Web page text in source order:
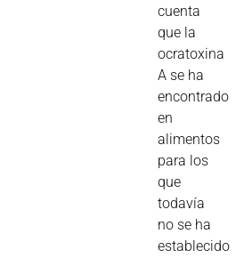
cuenta
que la
ocratoxina
A se ha
encontrado
en
alimentos
para los
que
todavía
no se ha
establecido